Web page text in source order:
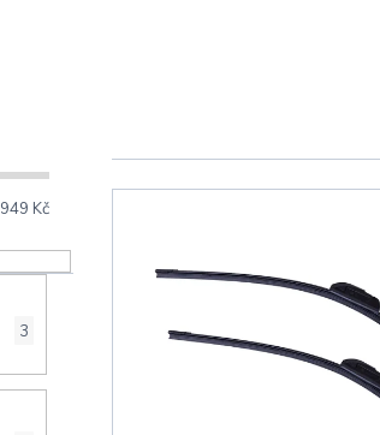
949 Kč
3